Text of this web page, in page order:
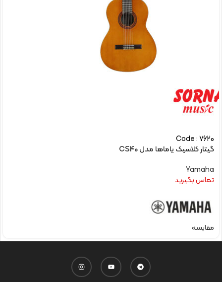
Code : 7620
گیتار کلاسیک یاماها مدل CS40
Yamaha
تماس بگیرید
مقایسه